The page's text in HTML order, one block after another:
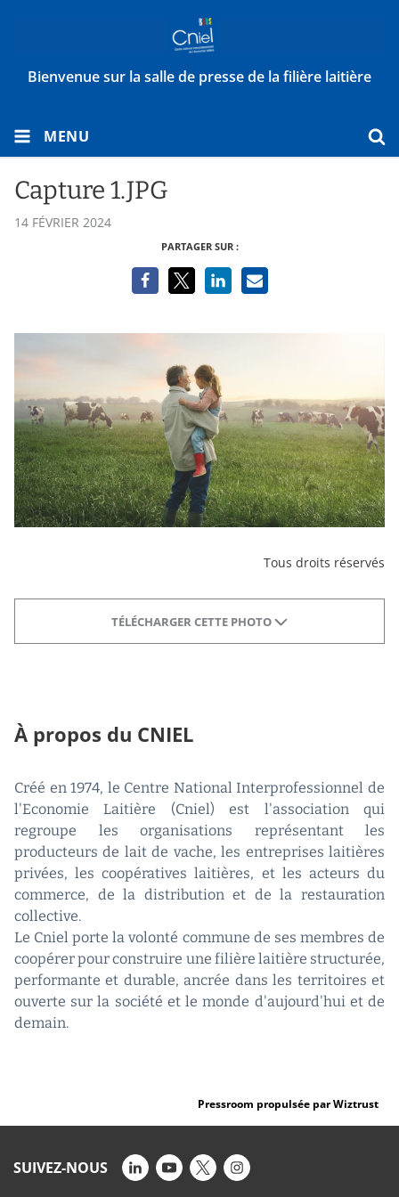
Bienvenue sur la salle de presse de la filière laitière
MENU
Capture 1.JPG
14 FÉVRIER 2024
PARTAGER SUR :
Tous droits réservés
TÉLÉCHARGER CETTE PHOTO
À propos du CNIEL
Créé en 1974, le Centre National Interprofessionnel de
l'Economie Laitière (Cniel) est l'association qui
regroupe les organisations représentant les
producteurs de lait de vache, les entreprises laitières
privées, les coopératives laitières, et les acteurs du
commerce, de la distribution et de la restauration
collective.
Le Cniel porte la volonté commune de ses membres de
coopérer pour construire une filière laitière structurée,
performante et durable, ancrée dans les territoires et
ouverte sur la société et le monde d'aujourd'hui et de
demain.
Pressroom propulsée par Wiztrust
SUIVEZ-NOUS